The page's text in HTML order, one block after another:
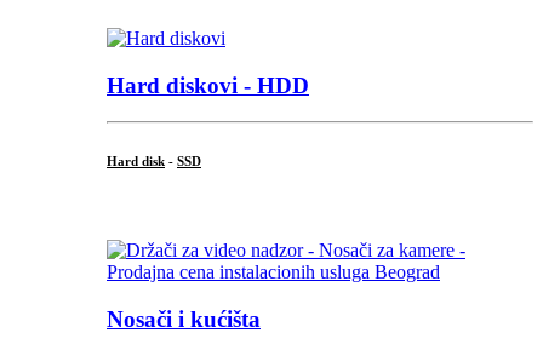
Hard diskovi - HDD
Hard disk - SSD
Nosači i kućišta